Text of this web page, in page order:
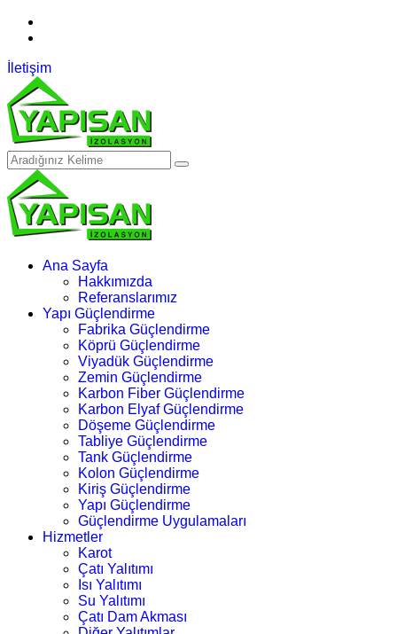
İletişim
Ana Sayfa
Hakkımızda
Referanslarımız
Yapı Güçlendirme
Fabrika Güçlendirme
Köprü Güçlendirme
Viyadük Güçlendirme
Zemin Güçlendirme
Karbon Fiber Güçlendirme
Karbon Elyaf Güçlendirme
Döşeme Güçlendirme
Tabliye Güçlendirme
Tank Güçlendirme
Kolon Güçlendirme
Kiriş Güçlendirme
Yapı Güçlendirme
Güçlendirme Uygulamaları
Hizmetler
Karot
Çatı Yalıtımı
Isı Yalıtımı
Su Yalıtımı
Çatı Dam Akması